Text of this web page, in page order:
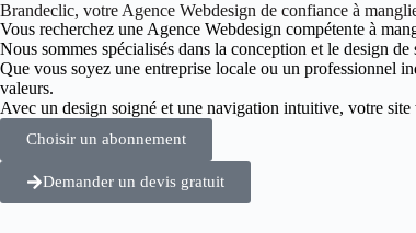
Brandeclic, votre Agence Webdesign de confiance à
Vous recherchez une Agence Webdesign compétente à
Nous sommes spécialisés dans la conception et le design
Que vous soyez une entreprise locale ou un professionnel
valeurs.
Avec un design soigné et une navigation intuitive, votre
Choisir un abonnement
Demander un devis gratuit